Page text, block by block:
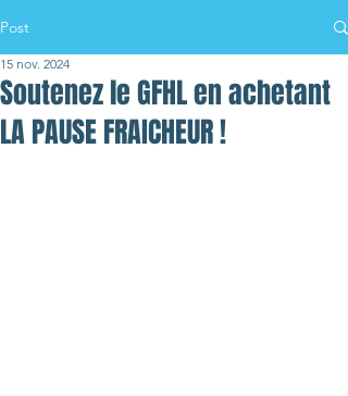
Post
Soutenez le GFHL en achetant
LA PAUSE FRAICHEUR !
15 nov. 2024